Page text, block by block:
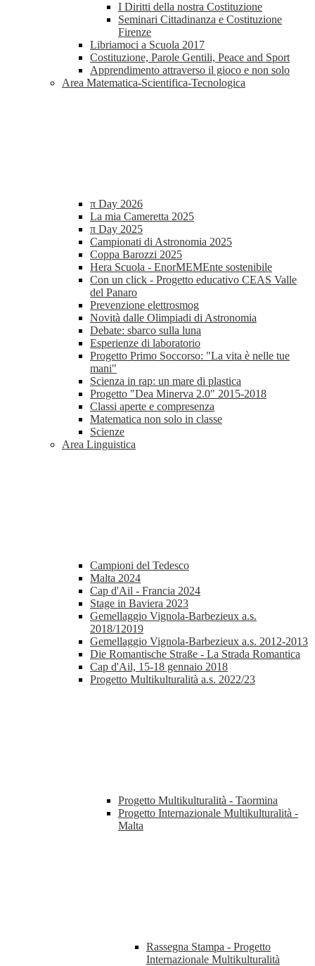
I Diritti della nostra Costituzione
Seminari Cittadinanza e Costituzione
Firenze
Libriamoci a Scuola 2017
Costituzione, Parole Gentili, Peace and Sport
Apprendimento attraverso il gioco e non solo
Area Matematica-Scientifica-Tecnologica
π Day 2026
La mia Cameretta 2025
π Day 2025
Campionati di Astronomia 2025
Coppa Barozzi 2025
Hera Scuola - EnorMEMEnte sostenibile
Con un click - Progetto educativo CEAS Valle
del Panaro
Prevenzione elettrosmog
Novità dalle Olimpiadi di Astronomia
Debate: sbarco sulla luna
Esperienze di laboratorio
Progetto Primo Soccorso: "La vita è nelle tue
mani"
Scienza in rap: un mare di plastica
Progetto "Dea Minerva 2.0" 2015-2018
Classi aperte e compresenza
Matematica non solo in classe
Scienze
Area Linguistica
Campioni del Tedesco
Malta 2024
Cap d'Ail - Francia 2024
Stage in Baviera 2023
Gemellaggio Vignola-Barbezieux a.s.
2018/12019
Gemellaggio Vignola-Barbezieux a.s. 2012-2013
Die Romantische Straße - La Strada Romantica
Cap d'Ail, 15-18 gennaio 2018
Progetto Multikulturalità a.s. 2022/23
Progetto Multikulturalità - Taormina
Progetto Internazionale Multikulturalità -
Malta
Rassegna Stampa - Progetto
Internazionale Multikulturalità